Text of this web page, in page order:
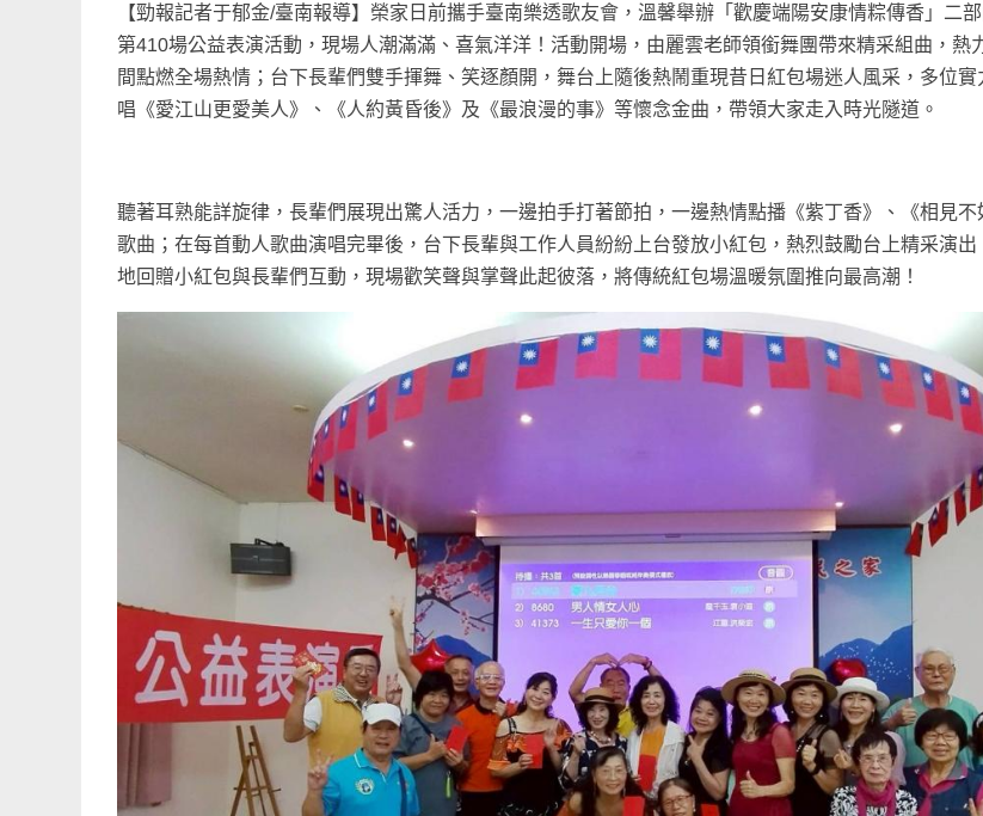
【勁報記者于郁金/臺南報導】榮家日前攜手臺南樂透歌友會，溫馨舉辦「歡慶端陽安康情粽傳香」二
第410場公益表演活動，現場人潮滿滿、喜氣洋洋！活動開場，由麗雲老師領銜舞團帶來精采組曲，熱
間點燃全場熱情；台下長輩們雙手揮舞、笑逐顏開，舞台上隨後熱鬧重現昔日紅包場迷人風采，多位
唱《愛江山更愛美人》、《人約黃昏後》及《最浪漫的事》等懷念金曲，帶領大家走入時光隧道。
聽著耳熟能詳旋律，長輩們展現出驚人活力，一邊拍手打著節拍，一邊熱情點播《紫丁香》、《相見
歌曲；在每首動人歌曲演唱完畢後，台下長輩與工作人員紛紛上台發放小紅包，熱烈鼓勵台上精采演
地回贈小紅包與長輩們互動，現場歡笑聲與掌聲此起彼落，將傳統紅包場溫暖氛圍推向最高潮！